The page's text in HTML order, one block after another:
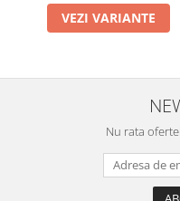
VEZI VARIANTE
Nu rata